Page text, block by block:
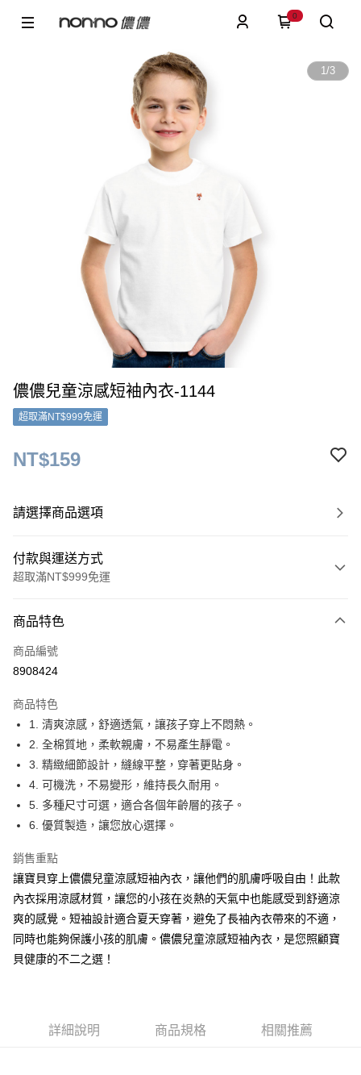
0
1/3
儂儂兒童涼感短袖內衣-1144
超取滿NT$999免運
NT$159
請選擇商品選項
付款與運送方式
超取滿NT$999免運
信用卡一次付款
超商取貨付款
Apple Pay
街口支付
悠遊付
運送方式
每筆NT$90，滿NT$999(含以上)免運費
7-11取貨付款
每筆NT$90，滿NT$999(含以上)免運費
商品特色
商品編號
8908424
商品特色
1. 清爽涼感，舒適透氣，讓孩子穿上不悶熱。
2. 全棉質地，柔軟親膚，不易產生靜電。
3. 精緻細節設計，縫線平整，穿著更貼身。
4. 可機洗，不易變形，維持長久耐用。
5. 多種尺寸可選，適合各個年齡層的孩子。
6. 優質製造，讓您放心選擇。
銷售重點
讓寶貝穿上儂儂兒童涼感短袖內衣，讓他們的肌膚呼吸自由！此款
內衣採用涼感材質，讓您的小孩在炎熱的天氣中也能感受到舒適涼
爽的感覺。短袖設計適合夏天穿著，避免了長袖內衣帶來的不適，
同時也能夠保護小孩的肌膚。儂儂兒童涼感短袖內衣，是您照顧寶
貝健康的不二之選！
詳細說明 商品規格 相關推薦